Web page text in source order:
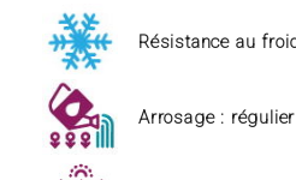
Résistance au
Arrosage : régulier